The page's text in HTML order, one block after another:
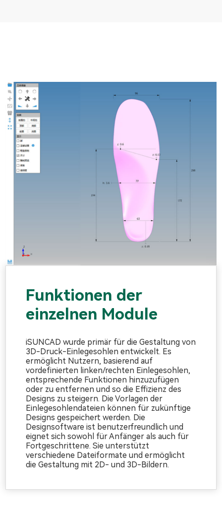
Funktionen der
einzelnen Module
iSUNCAD wurde primär für die Gestaltung von
3D-Druck-Einlegesohlen entwickelt. Es
ermöglicht Nutzern, basierend auf
vordefinierten linken/rechten Einlegesohlen,
entsprechende Funktionen hinzuzufügen
oder zu entfernen und so die Effizienz des
Designs zu steigern. Die Vorlagen der
Einlegesohlendateien können für zukünftige
Designs gespeichert werden. Die
Designsoftware ist benutzerfreundlich und
eignet sich sowohl für Anfänger als auch für
Fortgeschrittene. Sie unterstützt
verschiedene Dateiformate und ermöglicht
die Gestaltung mit 2D- und 3D-Bildern.